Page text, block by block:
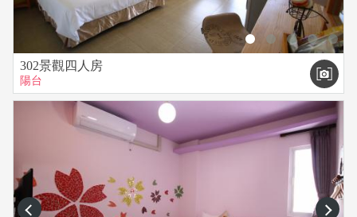
302景觀四人房
陽台
prev next